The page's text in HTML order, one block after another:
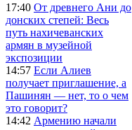
17:40 От древнего Ани до
донских степей: Весь
путь нахичеванских
армян в музейной
экспозиции
14:57 Если Алиев
получает приглашение, а
Пашинян — нет, то о чем
это говорит?
14:42 Армению начали